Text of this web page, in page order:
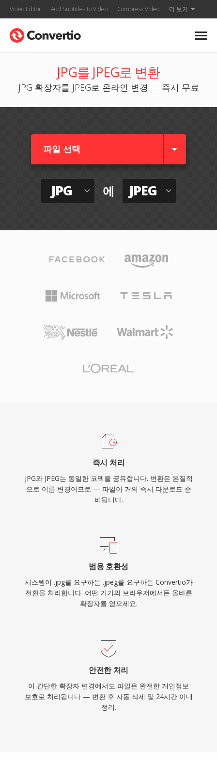
Video Editor Add Subtitles to Video Compress Video 더 보기
JPG를 JPEG로 변환
JPG 확장자를 JPEG로 온라인 변경 — 즉시 무료
파일 선택
JPG 에 JPEG
즉시 처리
JPG와 JPEG는 동일한 코덱을 공유합니다. 변환은 본질적
으로 이름 변경이므로 — 파일이 거의 즉시 다운로드 준
비됩니다.
범용 호환성
시스템이 .jpg를 요구하든 .jpeg를 요구하든 Convertio가
전환을 처리합니다. 어떤 기기의 브라우저에서든 올바른
확장자를 얻으세요.
안전한 처리
이 간단한 확장자 변경에서도 파일은 완전한 개인정보
보호로 처리됩니다 — 변환 후 자동 삭제 및 24시간 이내
정리.